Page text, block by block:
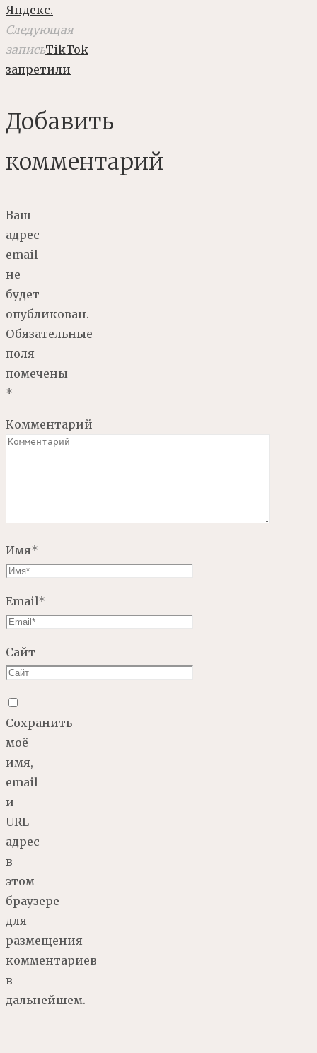
Яндекс.
Следующая
записьTikTok
запретили
Добавить
комментарий
Ваш
адрес
email
не
будет
опубликован.
Обязательные
поля
помечены
*
Комментарий
Имя*
Email*
Сайт
Сохранить
моё
имя,
email
и
URL-
адрес
в
этом
браузере
для
размещения
комментариев
в
дальнейшем.